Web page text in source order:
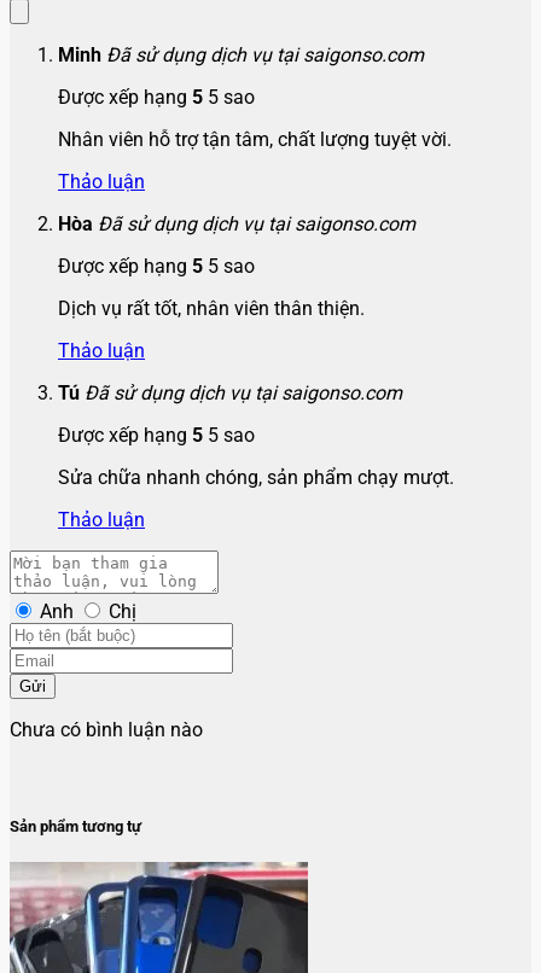
Minh Đã sử dụng dịch vụ tại saigonso.com
Được xếp hạng 5 5 sao
Nhân viên hỗ trợ tận tâm, chất lượng tuyệt vời.
Thảo luận
Hòa Đã sử dụng dịch vụ tại saigonso.com
Được xếp hạng 5 5 sao
Dịch vụ rất tốt, nhân viên thân thiện.
Thảo luận
Tú Đã sử dụng dịch vụ tại saigonso.com
Được xếp hạng 5 5 sao
Sửa chữa nhanh chóng, sản phẩm chạy mượt.
Thảo luận
Anh Chị
Gửi
Chưa có bình luận nào
Sản phẩm tương tự